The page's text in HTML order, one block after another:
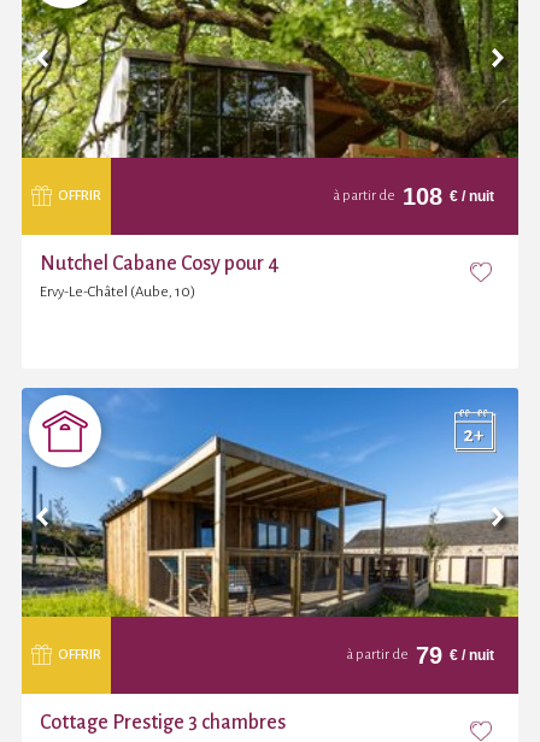
OFFRIR à partir de 108 € / nuit
Nutchel Cabane Cosy pour 4
Ervy-Le-Châtel (Aube, 10)
OFFRIR à partir de 79 € / nuit
Cottage Prestige 3 chambres